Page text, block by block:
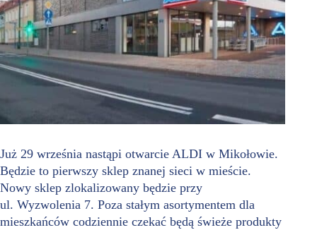
Już 29 września nastąpi otwarcie ALDI w Mikołowie.
Będzie to pierwszy sklep znanej sieci w mieście.
Nowy sklep zlokalizowany będzie przy
ul. Wyzwolenia 7. Poza stałym asortymentem dla
mieszkańców codziennie czekać będą świeże produkty